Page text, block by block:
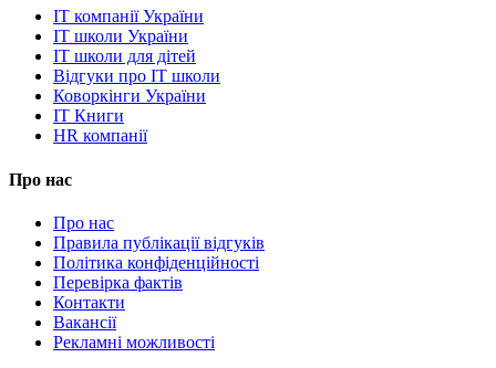
IT компанії України
IT школи України
IT школи для дітей
Відгуки про IT школи
Коворкінги України
IT Книги
HR компанії
Про нас
Про нас
Правила публікації відгуків
Політика конфіденційності
Перевірка фактів
Контакти
Вакансії
Рекламні можливості